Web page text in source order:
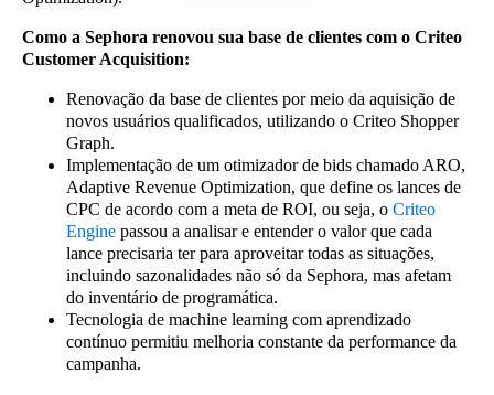
Como a Sephora renovou sua base de clientes com o Criteo
Customer Acquisition:
Renovação da base de clientes por meio da aquisição de
novos usuários qualificados, utilizando o Criteo Shopper
Graph.
Implementação de um otimizador de bids chamado ARO,
Adaptive Revenue Optimization, que define os lances de
CPC de acordo com a meta de ROI, ou seja, o Criteo
Engine passou a analisar e entender o valor que cada
lance precisaria ter para aproveitar todas as situações,
incluindo sazonalidades não só da Sephora, mas afetam
do inventário de programática.
Tecnologia de machine learning com aprendizado
contínuo permitiu melhoria constante da performance da
campanha.